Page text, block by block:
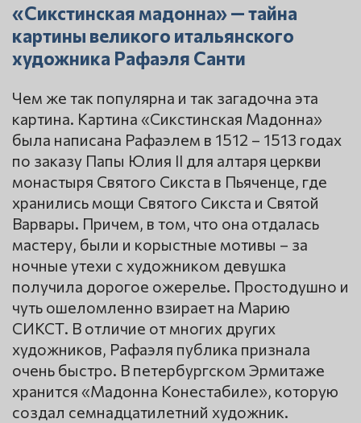
«Сикстинская мадонна» — тайна
картины великого итальянского
художника Рафаэля Санти
Чем же так популярна и так загадочна эта
картина. Картина «Сикстинская Мадонна»
была написана Рафаэлем в 1512 – 1513 годах
по заказу Папы Юлия II для алтаря церкви
монастыря Святого Сикста в Пьяченце, где
хранились мощи Святого Сикста и Святой
Варвары. Причем, в том, что она отдалась
мастеру, были и корыстные мотивы – за
ночные утехи с художником девушка
получила дорогое ожерелье. Простодушно и
чуть ошеломленно взирает на Марию
СИКСТ. В отличие от многих других
художников, Рафаэля публика признала
очень быстро. В петербургском Эрмитаже
хранится «Мадонна Конестабиле», которую
создал семнадцатилетний художник.